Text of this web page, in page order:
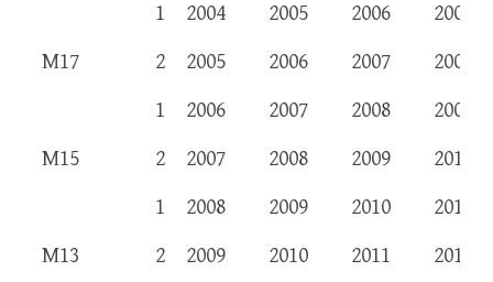
1
2004 2005 2006
2007
M17
2 2005 2006 2007
2008
1
2006 2007 2008
2009
M15
2 2007 2008 2009
2010
1
2008 2009 2010
2011
M13
2 2009 2010 2011
2012